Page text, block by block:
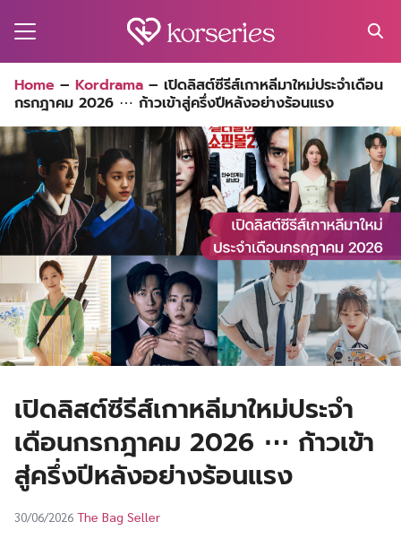
for:
Home – Kordrama – เปิดลิสต์ซีรีส์เกาหลีมาใหม่ประจำเดือน
กรกฎาคม 2026 ⋯ ก้าวเข้าสู่ครึ่งปีหลังอย่างร้อนแรง
เปิดลิสต์ซีรีส์เกาหลีมาใหม่ประจำ
เดือนกรกฎาคม 2026 ⋯ ก้าวเข้า
สู่ครึ่งปีหลังอย่างร้อนแรง
30/06/2026 The Bag Seller